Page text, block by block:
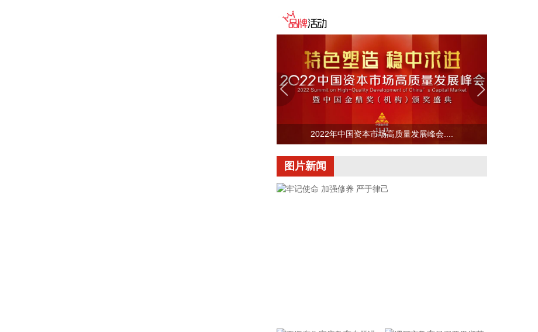
近日，星环聚能完成新一轮（A++轮）融资，融资金
额为 8.8亿元。本轮融资由深投控资本、深担创投、
农银资本、交银投资、纪源资本、永鑫方舟、可可资
本、优势资本等机构联合投资，老股东上海科创集团
旗下知识产权基金等机构继续跟投。本轮融资资金将
与A轮、A+轮融资资金一起，共同用于上海嘉定实验
基地建设、NTST（负三角球形托卡马克）建造与运
行、CTRFR-1（星环一号）设计建造，以及聚变堆级
高温超导磁体与 AI 等离子体控制等关键技术的持续
工程化推进。
2026-08-08 10:06:12
中国东方电气集团有限公司原党组副书记、董事宋致
远涉嫌严重违纪违法，目前正接受中央纪委国家监委
2022年中国资本市场高质量发展峰会....
图片新闻